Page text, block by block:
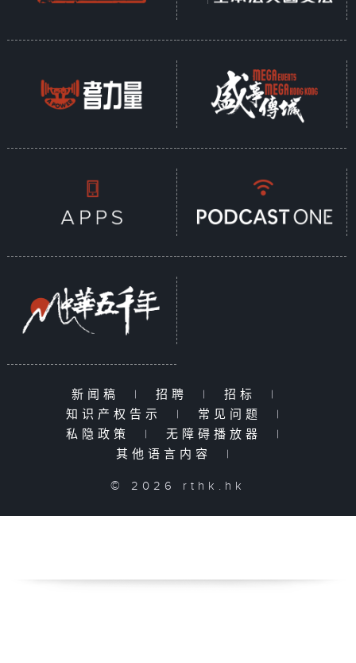
新闻稿 | 招聘 | 招标
|
知识产权告示
| 常见问题
|
私隐政策
| 无障碍播放器
|
其他语言内容
|
© 2026 rthk.hk